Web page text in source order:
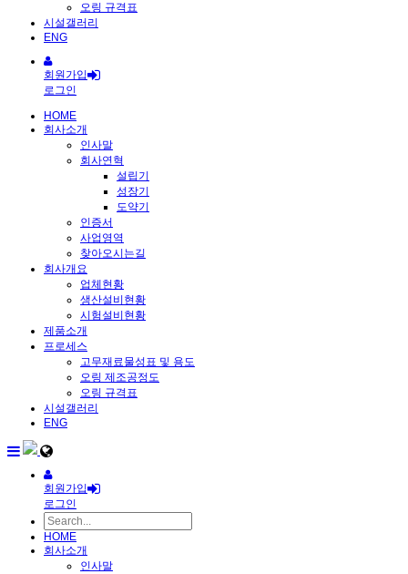
오링 규격표
시설갤러리
ENG
회원가입
로그인
HOME
회사소개
인사말
회사연혁
설립기
성장기
도약기
인증서
사업영역
찾아오시는길
회사개요
업체현황
생산설비현황
시험설비현황
제품소개
프로세스
고무재료물성표 및 용도
오링 제조공정도
오링 규격표
시설갤러리
ENG
회원가입
로그인
HOME
회사소개
인사말